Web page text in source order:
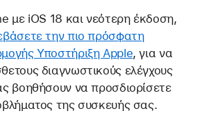
με iOS 18 και νεότερη έκδοση,
την πιο πρόσφατη
Υποστήριξη Apple, για να
διαγνωστικούς ελέγχους
βοηθήσουν να προσδιορίσετε
της συσκευής σας.